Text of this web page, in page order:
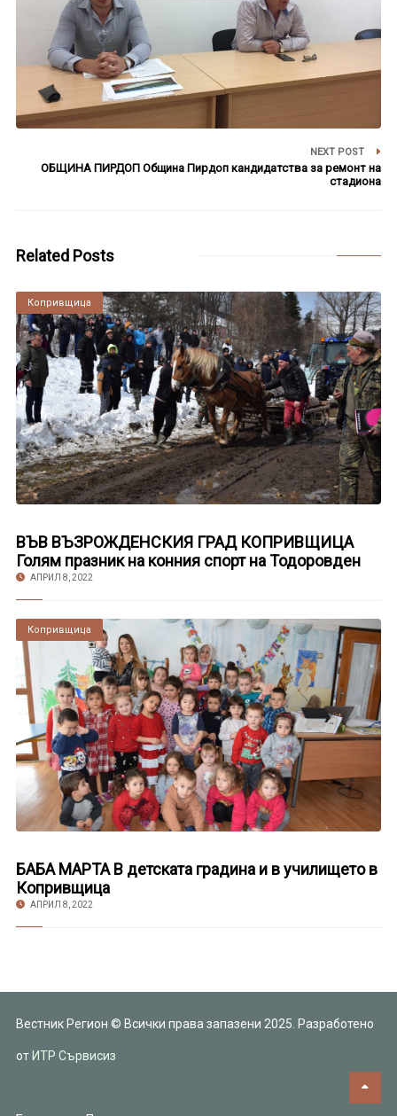
NEXT POST
ОБЩИНА ПИРДОП Община Пирдоп кандидатства за ремонт на
стадиона
Related Posts
Копривщица
ВЪВ ВЪЗРОЖДЕНСКИЯ ГРАД КОПРИВЩИЦА
Голям празник на конния спорт на Тодоровден
АПРИЛ 8, 2022
Копривщица
БАБА МАРТА В детската градина и в училището в
Копривщица
АПРИЛ 8, 2022
Вестник Регион © Всички права запазени 2025. Разработено
от ИТР Сървисиз